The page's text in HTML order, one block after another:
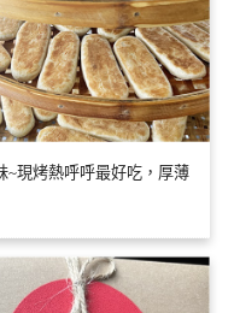
~現烤熱呼呼最好吃，厚薄